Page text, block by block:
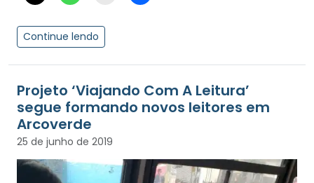
Continue lendo
Projeto ‘Viajando Com A Leitura’
segue formando novos leitores em
Arcoverde
25 de junho de 2019